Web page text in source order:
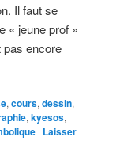
Il faut se
« jeune prof »
pas encore
, cours, dessin,
, kyesos,
| Laisser